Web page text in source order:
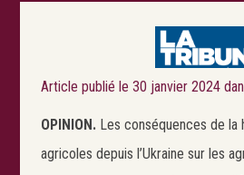
Article publié le 30 janvier 2024
OPINION.Les conséquences de la
agricoles depuis l’Ukraine sur les